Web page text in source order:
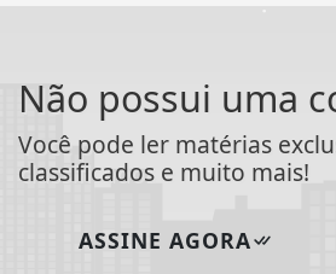
Não possui uma
Você pode ler matérias
classificados e muito mais!
ASSINE AGORA